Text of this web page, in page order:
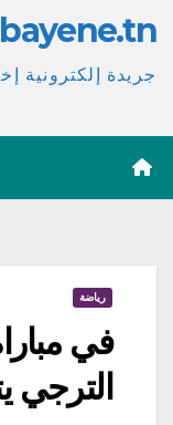
جريدة إلكترونية
رياضة
في
الترجي